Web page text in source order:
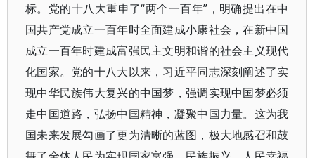
标。党的十八大重申了“两个一百年”，明确提出在中
国共产党成立一百年时全面建成小康社会，在新中国
成立一百年时建成富强民主文明和谐的社会主义现代
化国家。党的十八大以来，习近平同志深刻阐述了实
现中华民族伟大复兴的中国梦，强调实现中国梦必须
走中国道路，弘扬中国精神，凝聚中国力量。这为我
国未来发展勾画了更为清晰的蓝图，极大地感召和鼓